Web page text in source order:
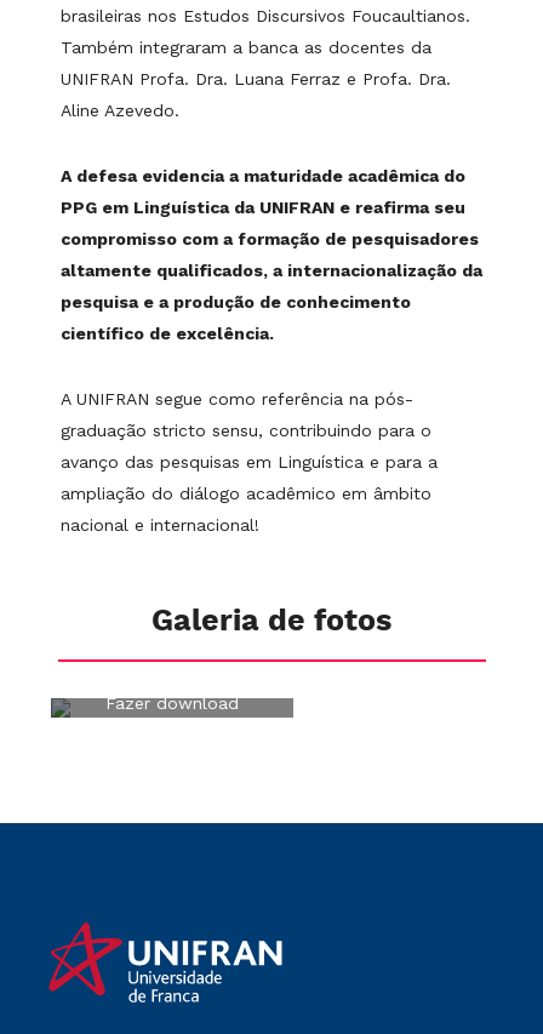
brasileiras nos Estudos Discursivos Foucaultianos.
Também integraram a banca as docentes da
UNIFRAN Profa. Dra. Luana Ferraz e Profa. Dra.
Aline Azevedo.
A defesa evidencia a maturidade acadêmica do
PPG em Linguística da UNIFRAN e reafirma seu
compromisso com a formação de pesquisadores
altamente qualificados, a internacionalização da
pesquisa e a produção de conhecimento
científico de excelência.
A UNIFRAN segue como referência na pós-
graduação stricto sensu, contribuindo para o
avanço das pesquisas em Linguística e para a
ampliação do diálogo acadêmico em âmbito
nacional e internacional!
Galeria de fotos
Fazer download